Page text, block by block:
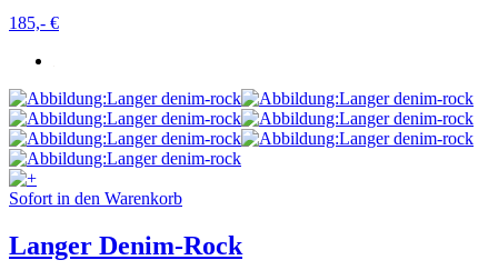
185,- €
Sofort in den Warenkorb
Langer Denim-Rock